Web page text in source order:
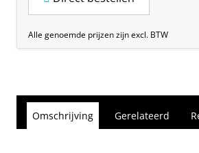
Alle genoemde prijzen zijn excl. BTW
Omschrijving Gerelateerd